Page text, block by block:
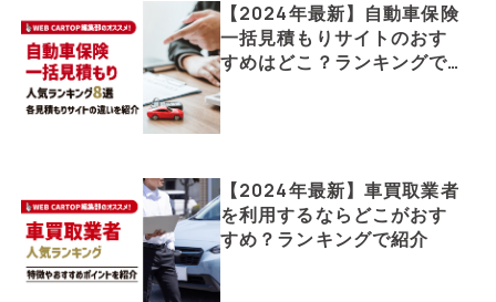
【2024年最新】自動車保険
一括見積もりサイトのおす
すめはどこ？ランキングで
【2024年最新】車買取業者
を利用するならどこがおす
すめ？ランキングで紹介